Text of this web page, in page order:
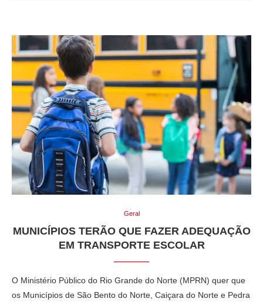
Geral
MUNICÍPIOS TERÃO QUE FAZER ADEQUAÇÃO
EM TRANSPORTE ESCOLAR
O Ministério Público do Rio Grande do Norte (MPRN) quer que
os Municípios de São Bento do Norte, Caiçara do Norte e Pedra